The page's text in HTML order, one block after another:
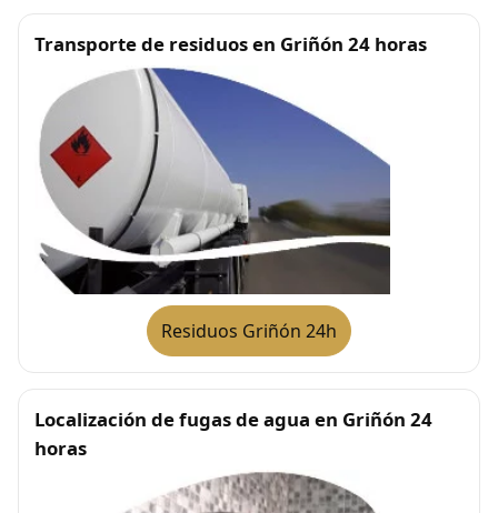
Transporte de residuos en Griñón 24 horas
Residuos Griñón 24h
Localización de fugas de agua en Griñón 24
horas